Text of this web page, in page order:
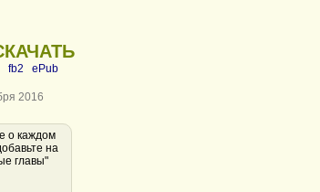
fb2 ePub
2016
о каждом
на
главы"